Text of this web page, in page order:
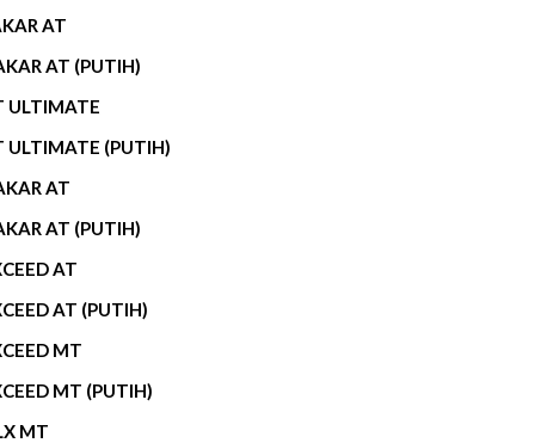
AT
AT (PUTIH)
ULTIMATE
ULTIMATE (PUTIH)
AT
AT (PUTIH)
AT
AT (PUTIH)
MT
MT (PUTIH)
MT